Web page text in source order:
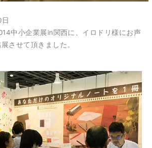
中小企業展in関西に、イロドリ様にお声
させて頂きました。